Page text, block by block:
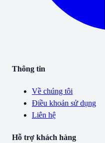
Thông tin
Về chúng tôi
Điều khoản sử dụng
Liên hệ
Hỗ trợ khách hàng